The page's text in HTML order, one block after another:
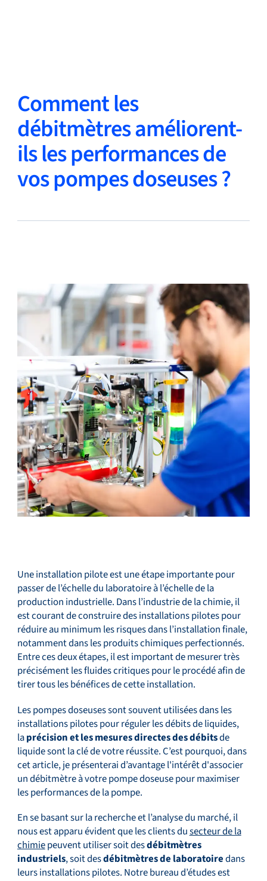
Recherche... FR
Produits
Service et assistance
Académie Flow
Bronkhorst
Contact
Comment les
débitmètres améliorent-
ils les performances de
vos pompes doseuses ?
Une installation pilote est une étape importante pour
passer de l’échelle du laboratoire à l’échelle de la
production industrielle. Dans l’industrie de la chimie, il
est courant de construire des installations pilotes pour
réduire au minimum les risques dans l’installation finale,
notamment dans les produits chimiques perfectionnés.
Entre ces deux étapes, il est important de mesurer très
précisément les fluides critiques pour le procédé afin de
tirer tous les bénéfices de cette installation.
Les pompes doseuses sont souvent utilisées dans les
installations pilotes pour réguler les débits de liquides,
laprécision et les mesures directes des débitsde
liquide sont la clé de votre réussite. C’est pourquoi, dans
cet article, je présenterai d’avantage l'intérêt d'associer
un débitmètre à votre pompe doseuse pour maximiser
les performances de la pompe.
En se basant sur la recherche et l’analyse du marché, il
nous est apparu évident que les clients dusecteur de la
chimiepeuvent utiliser soit desdébitmètres
industriels, soit desdébitmètres de laboratoiredans
leurs installations pilotes. Notre bureau d’études est